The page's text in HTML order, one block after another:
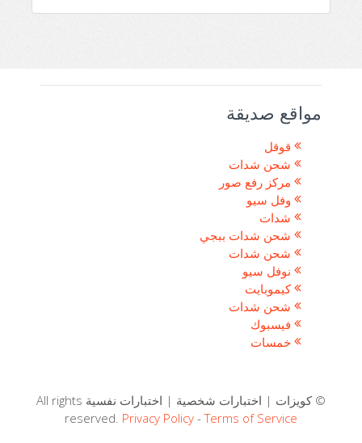
مواقع صديقة
قوقل
شحن شدات
مركز رفع صور
وفل سيو
شدات
شحن شدات ببجي
شحن شدات
نوفل سيو
كيموبايت
شحن شدات
فيسبوك
خمسات
© كويزات | اختبارات شخصية | اختبارات نفسية All rights
reserved. Privacy Policy -Terms of Service